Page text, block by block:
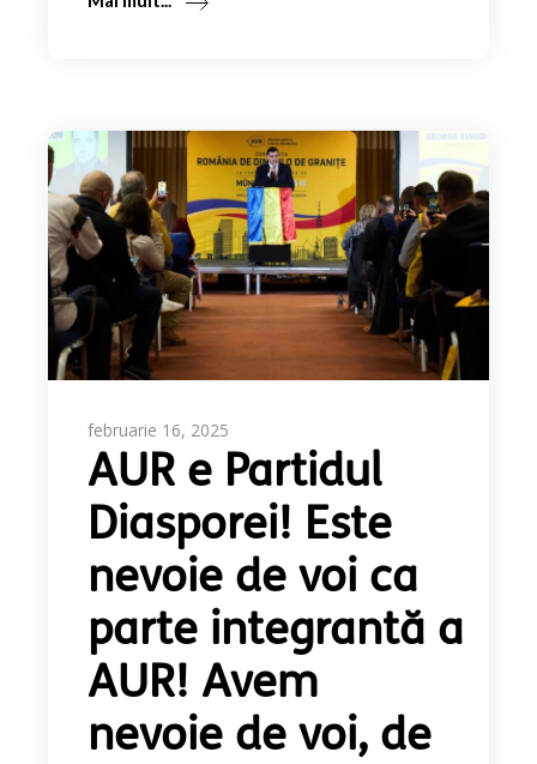
februarie 16, 2025
AUR e Partidul
Diasporei! Este
nevoie de voi ca
parte integrantă a
AUR! Avem
nevoie de voi, de